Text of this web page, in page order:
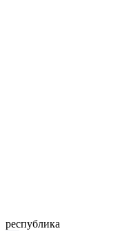
республика